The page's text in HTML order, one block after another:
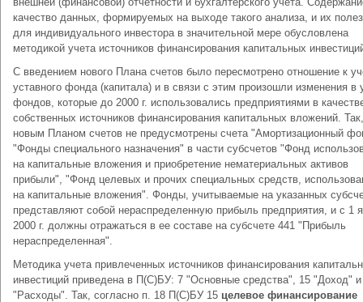
качество данных, формируемых на выходе такого анализа, и их
для индивидуального инвестора в значительной мере обусловлена
методикой учета источников финансирования капитальных
С введением нового Плана счетов было пересмотрено отношение к
уставного фонда (капитала) и в связи с этим произошли изменения в
фондов, которые до 2000 г. использовались предприятиями в
собственных источников финансирования капитальных вложений. Так,
новым Планом счетов не предусмотрены счета "Амортизационный
"Фонды специального назначения" в части субсчетов "Фонд
на капитальные вложения и приобретение нематериальных активов
прибыли", "Фонд целевых и прочих специальных средств,
на капитальные вложения". Фонды, учитываемые на указанных
представляют собой нераспределенную прибыль предприятия, и с 1
2000 г. должны отражаться в ее составе на субсчете 441 "Прибыль
нераспределенная".
Методика учета привлеченных источников финансирования
инвестиций приведена в П(С)БУ: 7 "Основные средства", 15 "Доход"
"Расходы". Так, согласно п. 18 П(С)БУ 15 целевое финансирование